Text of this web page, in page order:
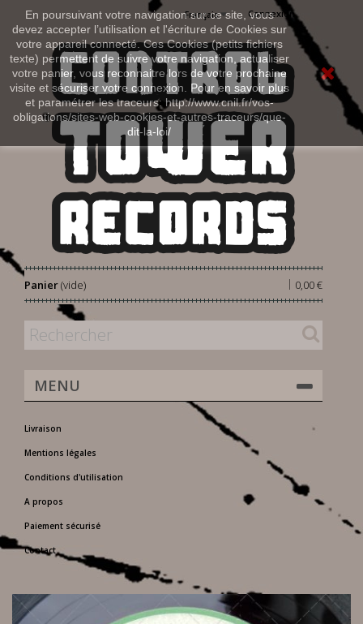
En poursuivant votre navigation sur ce site, vous
devez accepter l’utilisation et l'écriture de Cookies sur
votre appareil connecté. Ces Cookies (petits fichiers
texte) permettent de suivre votre navigation, actualiser
votre panier, vous reconnaitre lors de votre prochaine
visite et sécuriser votre connexion. Pour en savoir plus
et paramétrer les traceurs: http://www.cnil.fr/vos-
obligations/sites-web-cookies-et-autres-traceurs/que-
dit-la-loi/
Connexion
Français
Panier 0,00 €
|
(vide)
MENU
Livraison
Mentions légales
Conditions d'utilisation
A propos
Paiement sécurisé
Contact